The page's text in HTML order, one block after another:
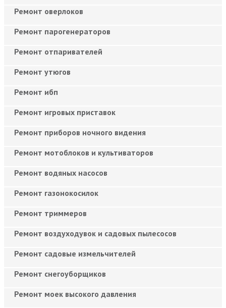
Ремонт оверлоков
Ремонт парогенераторов
Ремонт отпаривателей
Ремонт утюгов
Ремонт ибп
Ремонт игровых приставок
Ремонт приборов ночного видения
Ремонт мотоблоков и культиваторов
Ремонт водяных насосов
Ремонт газонокосилок
Ремонт триммеров
Ремонт воздуходувок и садовых пылесосов
Ремонт садовые измельчителей
Ремонт снегоуборщиков
Ремонт моек высокого давления